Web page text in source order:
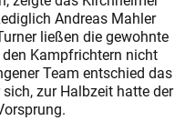
Andreas Mahler
ließen die gewohnte
Kampfrichtern nicht
Team entschied das
zur Halbzeit hatte der